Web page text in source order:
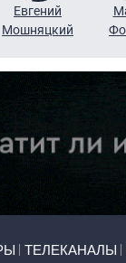
Евгений
Мошняцкий
ТЕЛЕКАНАЛЫ